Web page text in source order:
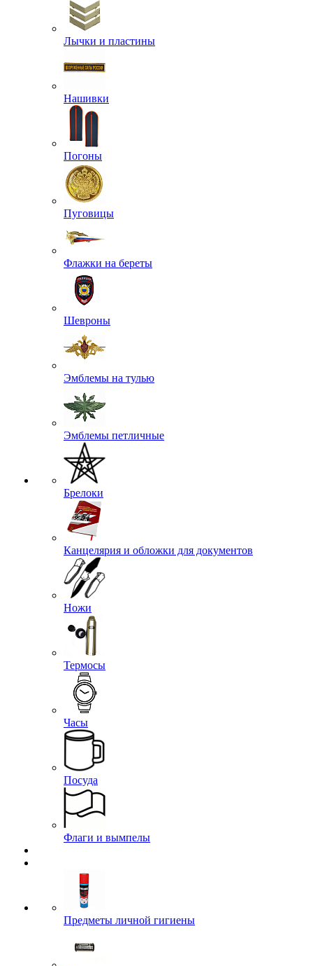
Лычки и пластины
Нашивки
Погоны
Пуговицы
Флажки на береты
Шевроны
Эмблемы на тулью
Эмблемы петличные
Брелоки
Канцелярия и обложки для документов
Ножи
Термосы
Часы
Посуда
Флаги и вымпелы
Предметы личной гигиены